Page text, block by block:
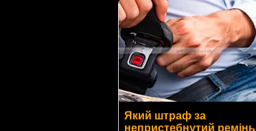
Який штраф за
непристебнутий ремінь